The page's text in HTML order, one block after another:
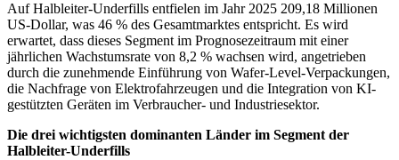
Auf Halbleiter-Underfills entfielen im Jahr 2025 209,18 Millionen
US-Dollar, was 46 % des Gesamtmarktes entspricht. Es wird
erwartet, dass dieses Segment im Prognosezeitraum mit einer
jährlichen Wachstumsrate von 8,2 % wachsen wird, angetrieben
durch die zunehmende Einführung von Wafer-Level-Verpackungen,
die Nachfrage von Elektrofahrzeugen und die Integration von KI-
gestützten Geräten im Verbraucher- und Industriesektor.
Die drei wichtigsten dominanten Länder im Segment der
Halbleiter-Underfills